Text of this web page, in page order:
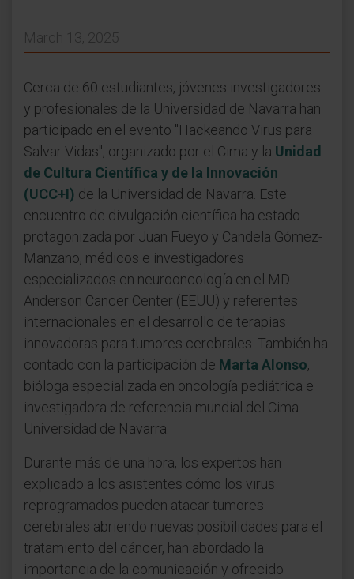
March 13, 2025
Cerca de 60 estudiantes, jóvenes investigadores
y profesionales de la Universidad de Navarra han
participado en el evento "Hackeando Virus para
Salvar Vidas", organizado por el Cima y la Unidad
de Cultura Científica y de la Innovación
(UCC+I) de la Universidad de Navarra. Este
encuentro de divulgación científica ha estado
protagonizada por Juan Fueyo y Candela Gómez-
Manzano, médicos e investigadores
especializados en neurooncología en el MD
Anderson Cancer Center (EEUU) y referentes
internacionales en el desarrollo de terapias
innovadoras para tumores cerebrales. También ha
contado con la participación de Marta Alonso,
bióloga especializada en oncología pediátrica e
investigadora de referencia mundial del Cima
Universidad de Navarra.
Durante más de una hora, los expertos han
explicado a los asistentes cómo los virus
reprogramados pueden atacar tumores
cerebrales abriendo nuevas posibilidades para el
tratamiento del cáncer, han abordado la
importancia de la comunicación y ofrecido